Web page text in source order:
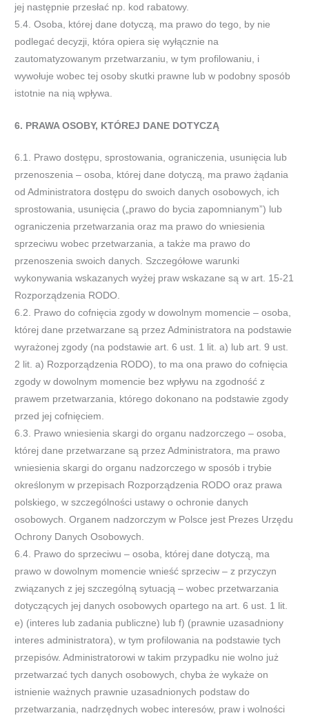
jej następnie przesłać np. kod rabatowy.
5.4. Osoba, której dane dotyczą, ma prawo do tego, by nie
podlegać decyzji, która opiera się wyłącznie na
zautomatyzowanym przetwarzaniu, w tym profilowaniu, i
wywołuje wobec tej osoby skutki prawne lub w podobny sposób
istotnie na nią wpływa.
6. PRAWA OSOBY, KTÓREJ DANE DOTYCZĄ
6.1. Prawo dostępu, sprostowania, ograniczenia, usunięcia lub
przenoszenia – osoba, której dane dotyczą, ma prawo żądania
od Administratora dostępu do swoich danych osobowych, ich
sprostowania, usunięcia („prawo do bycia zapomnianym”) lub
ograniczenia przetwarzania oraz ma prawo do wniesienia
sprzeciwu wobec przetwarzania, a także ma prawo do
przenoszenia swoich danych. Szczegółowe warunki
wykonywania wskazanych wyżej praw wskazane są w art. 15-21
Rozporządzenia RODO.
6.2. Prawo do cofnięcia zgody w dowolnym momencie – osoba,
której dane przetwarzane są przez Administratora na podstawie
wyrażonej zgody (na podstawie art. 6 ust. 1 lit. a) lub art. 9 ust.
2 lit. a) Rozporządzenia RODO), to ma ona prawo do cofnięcia
zgody w dowolnym momencie bez wpływu na zgodność z
prawem przetwarzania, którego dokonano na podstawie zgody
przed jej cofnięciem.
6.3. Prawo wniesienia skargi do organu nadzorczego – osoba,
której dane przetwarzane są przez Administratora, ma prawo
wniesienia skargi do organu nadzorczego w sposób i trybie
określonym w przepisach Rozporządzenia RODO oraz prawa
polskiego, w szczególności ustawy o ochronie danych
osobowych. Organem nadzorczym w Polsce jest Prezes Urzędu
Ochrony Danych Osobowych.
6.4. Prawo do sprzeciwu – osoba, której dane dotyczą, ma
prawo w dowolnym momencie wnieść sprzeciw – z przyczyn
związanych z jej szczególną sytuacją – wobec przetwarzania
dotyczących jej danych osobowych opartego na art. 6 ust. 1 lit.
e) (interes lub zadania publiczne) lub f) (prawnie uzasadniony
interes administratora), w tym profilowania na podstawie tych
przepisów. Administratorowi w takim przypadku nie wolno już
przetwarzać tych danych osobowych, chyba że wykaże on
istnienie ważnych prawnie uzasadnionych podstaw do
przetwarzania, nadrzędnych wobec interesów, praw i wolności